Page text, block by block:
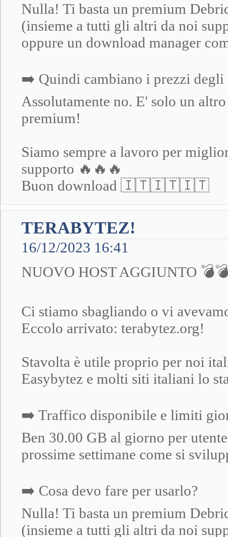
Nulla! Ti basta un premium
(insieme a tutti gli altri da noi
oppure un download manager
➡️ Quindi cambiano i prezzi degli
Assolutamente no. E' solo un
premium!
Siamo sempre a lavoro per
supporto 🔥🔥🔥
Buon download 🇮🇹🇮🇹🇮🇹
TERABYTEZ!
16/12/2023 16:41
NUOVO HOST AGGIUNTO
Ci stiamo sbagliando o vi
Eccolo arrivato: terabytez.org!
Stavolta è utile proprio per noi
Easybytez e molti siti italiani lo
➡️ Traffico disponibile e limiti
Ben 30.00 GB al giorno per
prossime settimane come si
➡️ Cosa devo fare per usarlo?
Nulla! Ti basta un premium
(insieme a tutti gli altri da noi